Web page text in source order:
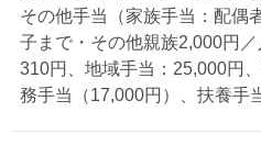
その他手当（家族手当：配
子まで・その他親族2,000円
310円、地域手当：25,000円
務手当（17,000円）、扶養手